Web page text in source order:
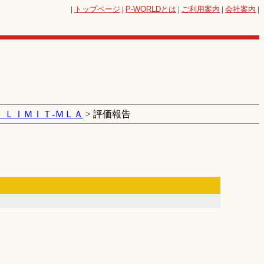
| トップページ | P-WORLDとは | ご利用案内 | 会社案内 |
ＩＭＩＴ‐ＭＬＡ > 評価報告